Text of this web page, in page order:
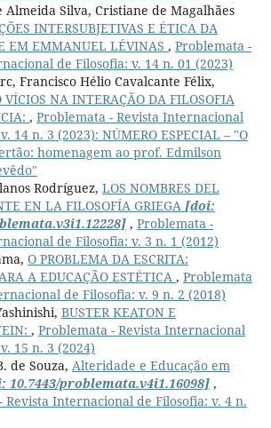
Almeida Silva, Cristiane de Magalhães
INTERSUBJETIVAS E ÉTICA DA
EM EMMANUEL LÉVINAS , Problemata -
de Filosofia: v. 14 n. 01 (2023)
Francisco Hélio Cavalcante Félix,
VÍCIOS NA INTERAÇÃO DA FILOSOFIA
, Problemata - Revista Internacional
14 n. 3 (2023): NÚMERO ESPECIAL – "O
homenagem ao prof. Edmilson
Rodríguez, LOS NOMBRES DEL
EN LA FILOSOFÍA GRIEGA [doi:
, Problemata -
de Filosofia: v. 3 n. 1 (2012)
O PROBLEMA DA ESCRITA:
A EDUCAÇÃO ESTÉTICA , Problemata
de Filosofia: v. 9 n. 2 (2018)
BUSTER KEATON E
, Problemata - Revista Internacional
15 n. 3 (2024)
de Souza, Alteridade e Educação em
10.7443/problemata.v4i1.16098],
Revista Internacional de Filosofia: v. 4 n.